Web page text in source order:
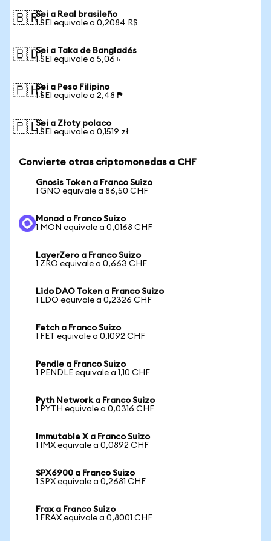
🇧🇷Sei a Real brasileño
1 SEI equivale a 0,2084 R$
🇧🇩Sei a Taka de Bangladés
1 SEI equivale a 5,06 ৳
🇵🇭Sei a Peso Filipino
1 SEI equivale a 2,48 ₱
🇵🇱Sei a Złoty polaco
1 SEI equivale a 0,1519 zł
Convierte otras criptomonedas a CHF
Gnosis Token a Franco Suizo
1 GNO equivale a 86,50 CHF
Monad a Franco Suizo
1 MON equivale a 0,0168 CHF
LayerZero a Franco Suizo
1 ZRO equivale a 0,663 CHF
Lido DAO Token a Franco Suizo
1 LDO equivale a 0,2326 CHF
Fetch a Franco Suizo
1 FET equivale a 0,1092 CHF
Pendle a Franco Suizo
1 PENDLE equivale a 1,10 CHF
Pyth Network a Franco Suizo
1 PYTH equivale a 0,0316 CHF
Immutable X a Franco Suizo
1 IMX equivale a 0,0892 CHF
SPX6900 a Franco Suizo
1 SPX equivale a 0,2681 CHF
Frax a Franco Suizo
1 FRAX equivale a 0,8001 CHF